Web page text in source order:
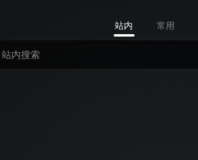
站内 常用